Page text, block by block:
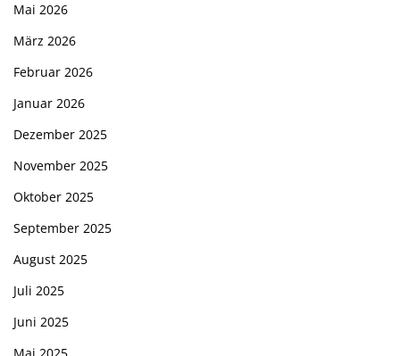
Mai 2026
März 2026
Februar 2026
Januar 2026
Dezember 2025
November 2025
Oktober 2025
September 2025
August 2025
Juli 2025
Juni 2025